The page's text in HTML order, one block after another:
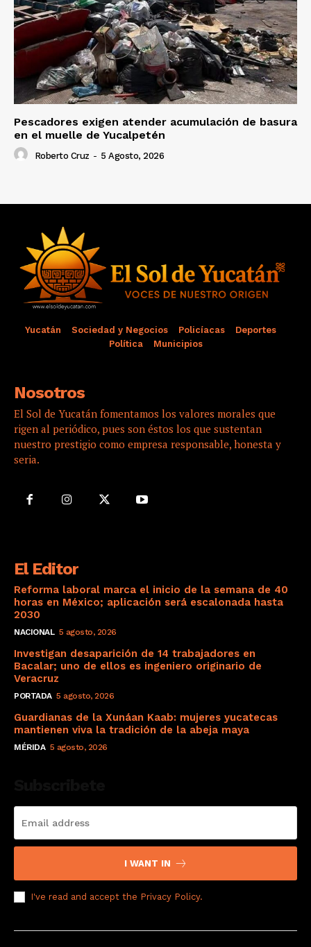
Pescadores exigen atender acumulación de basura
en el muelle de Yucalpetén
Roberto Cruz - 5 Agosto, 2026
Yucatán Sociedad y Negocios Policíacas
Deportes
Política
Municipios
Nosotros
El Sol de Yucatán fomentamos los valores morales que
rigen al periódico, pues son éstos los que sustentan
nuestro prestigio como empresa responsable, honesta y
seria.
El Editor
Reforma laboral marca el inicio de la semana de 40
horas en México; aplicación será escalonada hasta
2030
NACIONAL 5 agosto, 2026
Investigan desaparición de 14 trabajadores en
Bacalar; uno de ellos es ingeniero originario de
Veracruz
PORTADA 5 agosto, 2026
Guardianas de la Xunáan Kaab: mujeres yucatecas
mantienen viva la tradición de la abeja maya
MÉRIDA 5 agosto, 2026
I WANT IN
I've read and accept the Privacy Policy.